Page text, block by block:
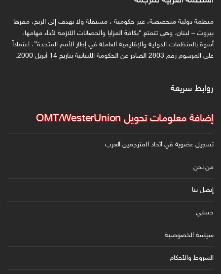
ا
ل
ك
ت
ن
منظمة دولية متخصصة، غير حكومية ، مستقلة ولا تهدف إلى الربح، مقرها
بيروت – لبنان. وهي تتمتع “بكافة المزايا والحصانات اللازمة لأداء مهامها،
أسوة بالمنظمات الدولية والإقليمية العاملة في إطار الأمم المتحدة”، اعتماداً
على المرسوم رقم 2803 الصادر عن الحكومة اللبنانية بتاريخ 14 أبريل 2000.
روابط سريعة
إضافة معلومات تحويل OMT/WesterUnion
تسجيل عضوية في اتحاد المترجمين العرب
من نحن
إتصل بنا
حسابي
سياسة الخصوصية
الشروط والأحكام